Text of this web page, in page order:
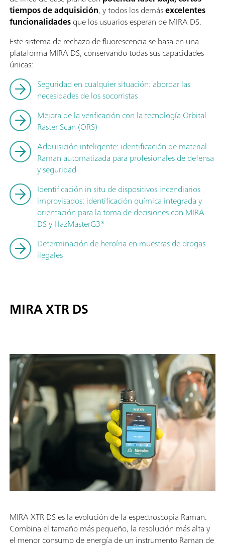
tiempos de adquisición, y todos los demásexcelentes
funcionalidadesque los usuarios esperan de MIRA DS.
Este sistema de rechazo de fluorescencia se basa en una
plataforma MIRA DS, conservando todas sus capacidades
únicas:
Seguridad en cualquier situación: abordar las
necesidades de los socorristas
Mejora de la verificación con la tecnología Orbital
Raster Scan (ORS)
Adquisición inteligente: identificación de material
Raman automatizada para profesionales de defensa
y seguridad
Identificación in situ de dispositivos incendiarios
improvisados: identificación química integrada y
orientación para la toma de decisiones con MIRA
DS y HazMasterG3®
Determinación de heroína en muestras de drogas
ilegales
MIRA XTR DS
MIRA XTR DS es la evolución de la espectroscopia Raman.
Combina el tamaño más pequeño, la resolución más alta y
el menor consumo de energía de un instrumento Raman de